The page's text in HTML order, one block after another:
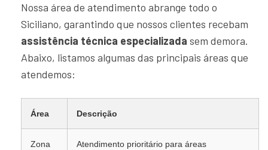
Nossa área de atendimento abrange todo o
Siciliano, garantindo que nossos clientes recebam
assistência técnica especializada sem demora.
Abaixo, listamos algumas das principais áreas que
atendemos:
Área Descrição
Zona
Atendimento prioritário para áreas